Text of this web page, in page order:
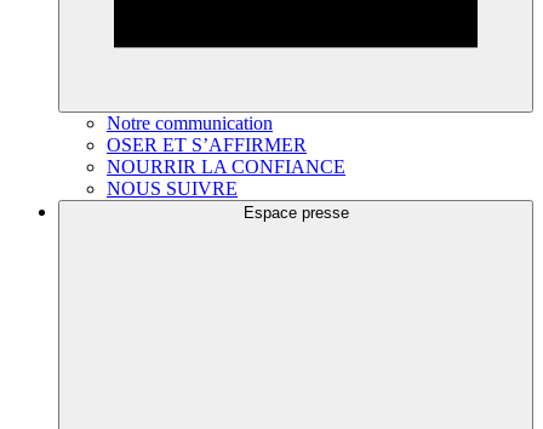
Notre communication
OSER ET S’AFFIRMER
NOURRIR LA CONFIANCE
NOUS SUIVRE
Espace presse